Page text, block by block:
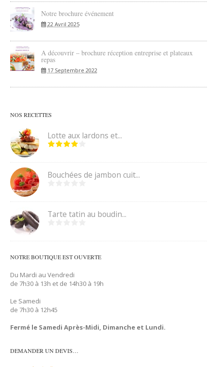
Notre brochure événement
22 Avril 2025
A découvrir – brochure réception entreprise et plateaux
repas
17 Septembre 2022
NOS RECETTES
Lotte aux lardons et...
Bouchées de jambon cuit...
Tarte tatin au boudin...
NOTRE BOUTIQUE EST OUVERTE
Du Mardi au Vendredi
de 7h30 à 13h et de 14h30 à 19h
Le Samedi
de 7h30 à 12h45
Fermé le Samedi Après-Midi, Dimanche et Lundi.
DEMANDER UN DEVIS…